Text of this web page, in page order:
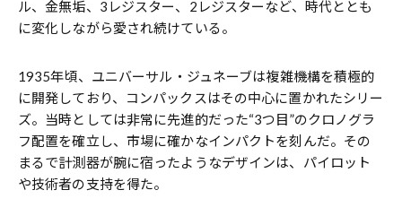
ル、金無垢、3レジスター、2レジスターなど、時代ととも
に変化しながら愛され続けている。
1935年頃、ユニバーサル・ジュネーブは複雑機構を積極的
に開発しており、コンパックスはその中心に置かれたシリー
ズ。当時としては非常に先進的だった“3つ目”のクロノグラ
フ配置を確立し、市場に確かなインパクトを刻んだ。その
まるで計測器が腕に宿ったようなデザインは、パイロット
や技術者の支持を得た。